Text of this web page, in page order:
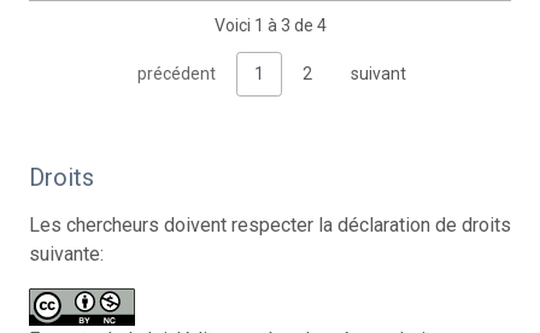
Voici 1 à 3 de 4
précédent 1 2 suivant
Droits
Les chercheurs doivent respecter la déclaration de droits
suivante: